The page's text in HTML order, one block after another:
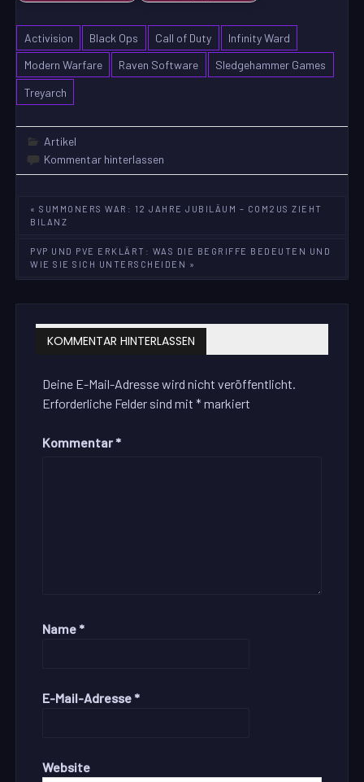
Activision Black Ops Call of Duty
Infinity Ward
Modern Warfare
Raven Software
Sledgehammer Games
Treyarch
Artikel
Kommentar hinterlassen
Beitragsnavigation
« SUMMONERS WAR: 12 JAHRE JUBILÄUM – COM2US ZIEHT
BILANZ
PVP UND PVE ERKLÄRT: WAS DIE BEGRIFFE BEDEUTEN UND
WIE SIE SICH UNTERSCHEIDEN »
KOMMENTAR HINTERLASSEN
Deine E-Mail-Adresse wird nicht veröffentlicht.
Erforderliche Felder sind mit*markiert
Kommentar *
Name *
E-Mail-Adresse *
Website